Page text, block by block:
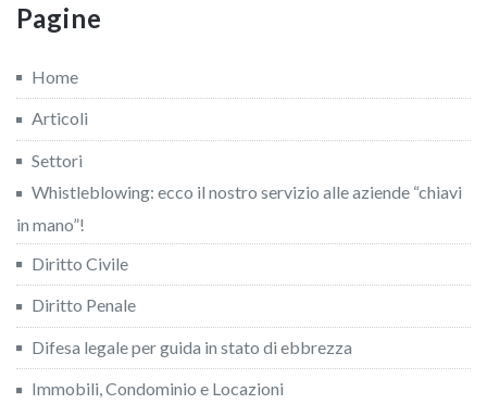
Pagine
Home
Articoli
Settori
Whistleblowing: ecco il nostro servizio alle aziende “chiavi
in mano”!
Diritto Civile
Diritto Penale
Difesa legale per guida in stato di ebbrezza
Immobili, Condominio e Locazioni